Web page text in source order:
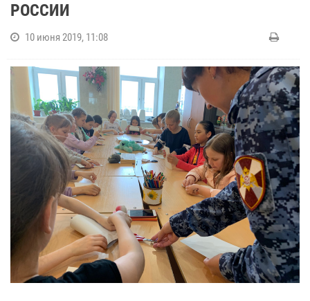
РОССИИ
10 июня 2019, 11:08